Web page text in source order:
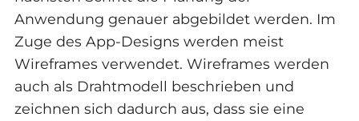
Anwendung genauer abgebildet werden. Im
Zuge des App-Designs werden meist
Wireframes verwendet. Wireframes werden
auch als Drahtmodell beschrieben und
zeichnen sich dadurch aus, dass sie eine